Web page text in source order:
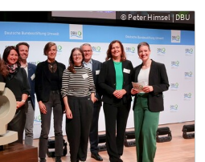
© Peter Himsel | DBU